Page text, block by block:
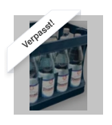
Verpasst!